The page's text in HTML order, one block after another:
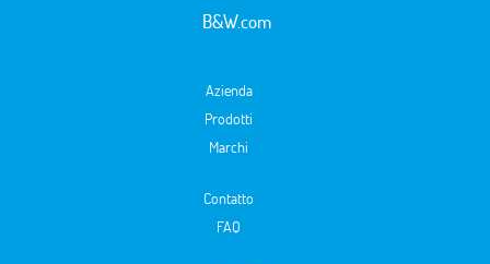
B&W.com
Azienda
Prodotti
Marchi
Contatto
FAQ